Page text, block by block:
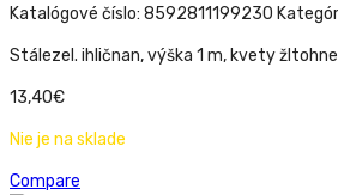
Katalógové číslo: 8592811199230
Stálezel. ihličnan, výška 1 m, kvety
13,40€
Nie je na sklade
Compare